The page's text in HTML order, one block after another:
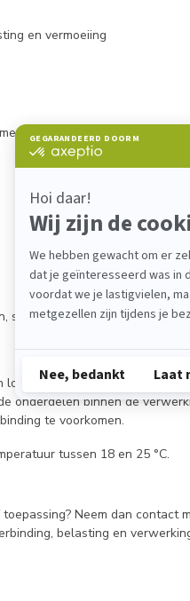
en vermoeiing
staal, RVS, aluminium en veel
delen is. Gebruik de juiste
onderdelen binnen de
te voorkomen.
tussen 18 en 25 °C.
Neem dan contact
belasting en